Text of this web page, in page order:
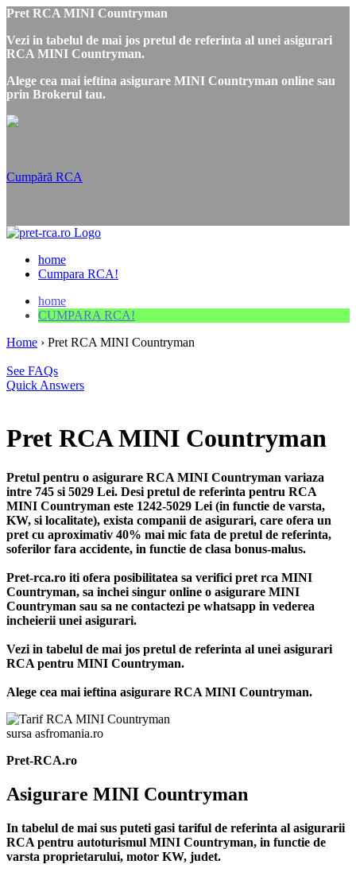
Pret RCA MINI Countryman
Vezi in tabelul de mai jos pretul de referinta al unei asigurari
RCA MINI Countryman.
Alege cea mai ieftina asigurare MINI Countryman online sau
prin Brokerul tau.
Cumpără RCA
home
Cumpara RCA!
home
CUMPARA RCA!
Home › Pret RCA MINI Countryman
See FAQs
Quick Answers
Pret RCA MINI Countryman
Pretul pentru o asigurare RCA MINI Countryman variaza
intre 745 si 5029 Lei. Desi pretul de referinta pentru RCA
MINI Countryman este 1242-5029 Lei (in functie de varsta,
KW, si localitate), exista companii de asigurari, care ofera un
pret cu aproximativ 40% mai mic fata de pretul de referinta,
soferilor fara accidente, in functie de clasa bonus-malus.
Pret-rca.ro iti ofera posibilitatea sa verifici pret rca MINI
Countryman, sa inchei singur online o asigurare MINI
Countryman sau sa ne contactezi pe whatsapp in vederea
incheierii unei asigurari.
Vezi in tabelul de mai jos pretul de referinta al unei asigurari
RCA pentru MINI Countryman.
Alege cea mai ieftina asigurare RCA MINI Countryman.
sursa asfromania.ro
Pret-RCA.ro
Asigurare MINI Countryman
In tabelul de mai sus puteti gasi tariful de referinta al asigurarii
RCA pentru autoturismul MINI Countryman, in functie de
varsta proprietarului, motor KW, judet.